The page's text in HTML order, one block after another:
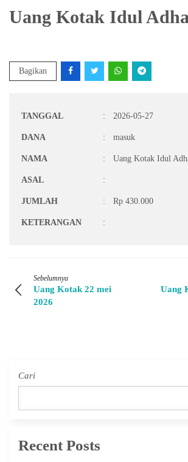
Uang Kotak Idul
Bagikan
TANGGAL : 2026-05-27
DANA : masuk
NAMA : Uang Kotak Idul
ASAL :
JUMLAH : Rp 430.000
KETERANGAN :
Sebelumnya
Uang Kotak 22 mei
2026
Uang
Cari
Recent Posts